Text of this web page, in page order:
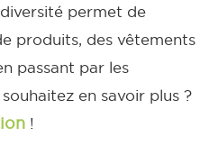
permet de
produits, des vêtements
passant par les
en savoir plus ?
!